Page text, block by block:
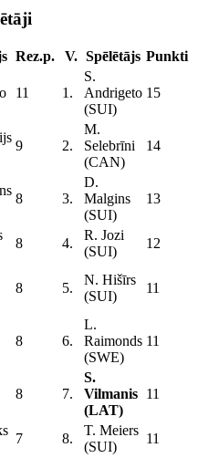
Rez.p. V. Spēlētājs Punkti
11 1.
S.
Andrigeto
(SUI)
15
9 2.
M.
Selebrīni
(CAN)
14
8 3.
D.
Malgins
(SUI)
13
8 4.
R. Jozi
(SUI)
12
8 5.
N. Hišīrs
(SUI)
11
8 6.
L.
Raimonds
(SWE)
11
8 7.
S.
Vilmanis
(LAT)
11
7 8.
T. Meiers
(SUI)
11